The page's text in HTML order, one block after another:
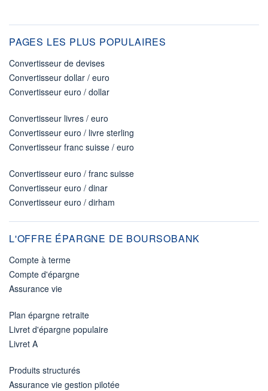
PAGES LES PLUS POPULAIRES
Convertisseur de devises
Convertisseur dollar / euro
Convertisseur euro / dollar
Convertisseur livres / euro
Convertisseur euro / livre sterling
Convertisseur franc suisse / euro
Convertisseur euro / franc suisse
Convertisseur euro / dinar
Convertisseur euro / dirham
L'OFFRE ÉPARGNE DE BOURSOBANK
Compte à terme
Compte d'épargne
Assurance vie
Plan épargne retraite
Livret d'épargne populaire
Livret A
Produits structurés
Assurance vie gestion pilotée